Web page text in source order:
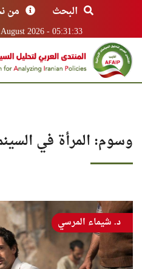
البحث من
2026 - 05:31:33
وسوم: المرأة في
د. شيماء المرسي